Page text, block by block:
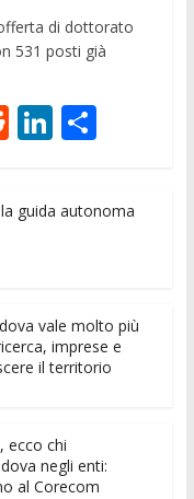
di dottorato
531 posti già
R
di
Li
e
C
di
guida autonoma
vale molto più
imprese e
il territorio
ecco chi
negli enti:
al Corecom